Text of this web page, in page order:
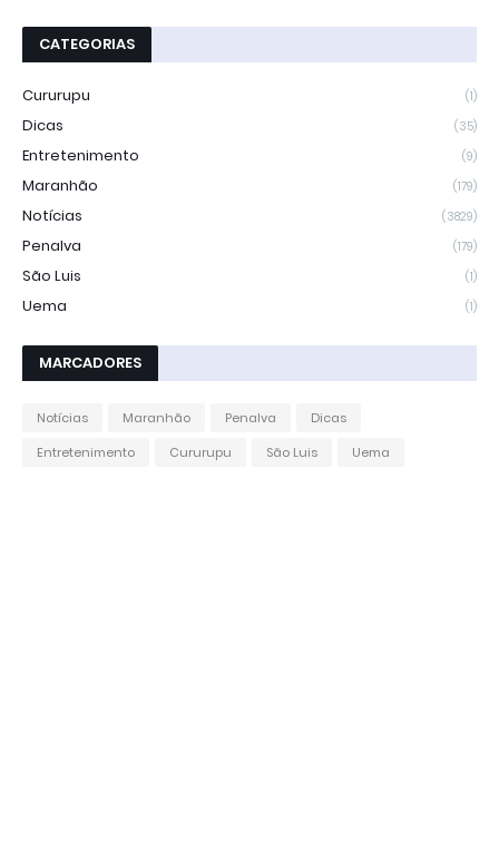
CATEGORIAS
Cururupu (1)
Dicas (35)
Entretenimento (9)
Maranhão (179)
Notícias (3829)
Penalva (179)
São Luis (1)
Uema (1)
MARCADORES
Notícias Maranhão Penalva
Dicas
Entretenimento
Cururupu São Luis Uema